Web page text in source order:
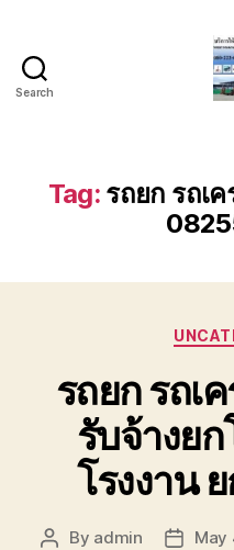
Search
Tag: รถยก รถเ
รถยก รถเ
รับจ้างย
โรงงาน
Post
By admin
PostMay